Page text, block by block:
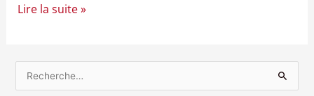
Lire la suite »